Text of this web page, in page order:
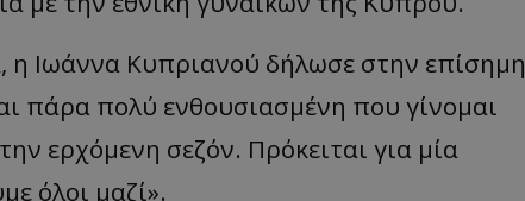
η Ιωάννα Κυπριανού δήλωσε στην επίσημη
πάρα πολύ ενθουσιασμένη που γίνομαι
ερχόμενη σεζόν. Πρόκειται για μία
όλοι μαζί».